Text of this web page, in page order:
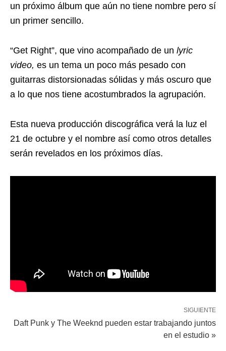
un próximo álbum que aún no tiene nombre pero sí
un primer sencillo.
“Get Right”, que vino acompañado de un lyric
video, es un tema un poco más pesado con
guitarras distorsionadas sólidas y más oscuro que
a lo que nos tiene acostumbrados la agrupación.
Esta nueva producción discográfica verá la luz el
21 de octubre y el nombre así como otros detalles
serán revelados en los próximos días.
SIGUIENTE
Daft Punk y The Weeknd pueden estar trabajando juntos
en el estudio »